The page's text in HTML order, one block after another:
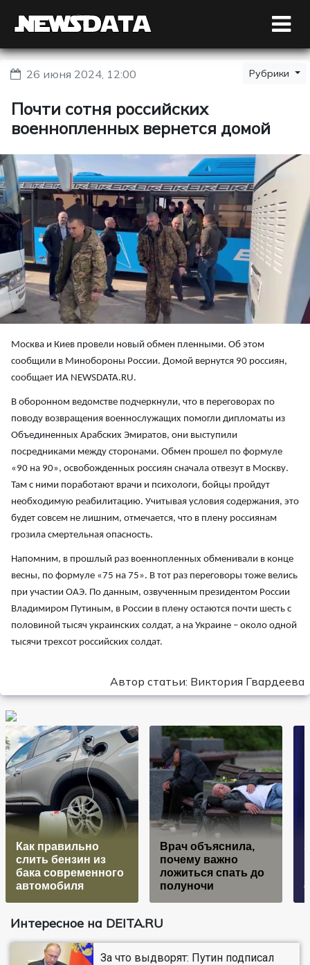
26 июня 2024, 12:00 Рубрики
Почти сотня российских
военнопленных вернется домой
Москва и Киев провели новый обмен пленными. Об этом
сообщили в Минобороны России. Домой вернутся 90 россиян,
сообщает ИА NEWSDATA.RU.
В оборонном ведомстве подчеркнули, что в переговорах по
поводу возвращения военнослужащих помогли дипломаты из
Объединенных Арабских Эмиратов, они выступили
посредниками между сторонами. Обмен прошел по формуле
«90 на 90», освобожденных россиян сначала отвезут в Москву.
Там с ними поработают врачи и психологи, бойцы пройдут
необходимую реабилитацию. Учитывая условия содержания, это
будет совсем не лишним, отмечается, что в плену россиянам
грозила смертельная опасность.
Напомним, в прошлый раз военнопленных обменивали в конце
весны, по формуле «75 на 75». В тот раз переговоры тоже велись
при участии ОАЭ. По данным, озвученным президентом России
Владимиром Путиным, в России в плену остаются почти шесть с
половиной тысяч украинских солдат, а на Украине – около одной
тысячи трехсот российских солдат.
Автор статьи: Виктория Гвардеева
Как правильно
слить бензин из
бака современного
автомобиля
Врач объяснила,
почему важно
ложиться спать до
полуночи
Интересное на DEITA.RU
За что выдворят: Путин подписал